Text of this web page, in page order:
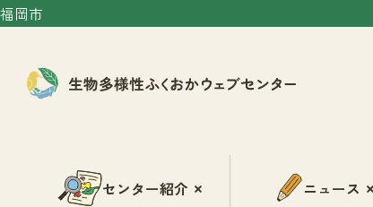
福岡市
センター紹介 ニュース